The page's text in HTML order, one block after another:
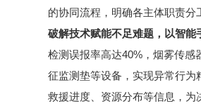
的协同流程，明确各主体职责分
破解技术赋能不足难题，以智能
检测误报率高达40%，烟雾传
征监测垫等设备，实现异常行为
救援进度、资源分布等信息，为